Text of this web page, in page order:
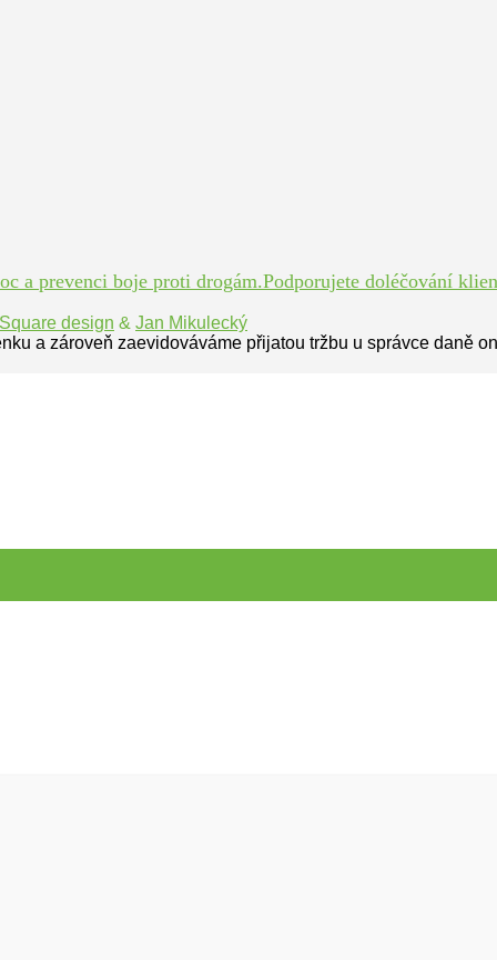
a prevenci boje proti drogám.Podporujete doléčování
Square design & Jan Mikulecký
a zároveň zaevidováváme přijatou tržbu u správce daně